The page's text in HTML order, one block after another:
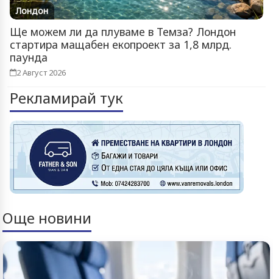
Лондон
Ще можем ли да плуваме в Темза? Лондон
стартира мащабен екопроект за 1,8 млрд.
паунда
2 Август 2026
Рекламирай тук
Още новини